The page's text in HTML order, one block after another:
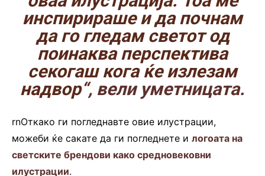
инспирираше и да почнам
да го гледам светот од
поинаква перспектива
секогаш кога ќе излезам
надвор“, вели уметницата.
rnОткако ги погледнавте овие илустрации,
можеби ќе сакате да ги погледнете и логоата на
светските брендови како средновековни
илустрации.